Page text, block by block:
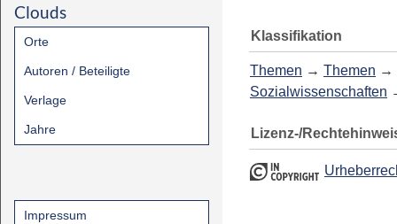
Clouds
Orte
Autoren / Beteiligte
Verlage
Jahre
Impressum
Klassifikation
Themen → Themen →
Sozialwissenschaften
Lizenz-/